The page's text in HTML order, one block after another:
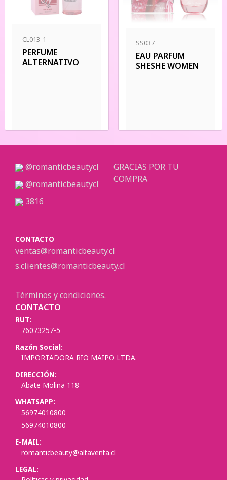
CL013-1
PERFUME
ALTERNATIVO
SS037
EAU PARFUM
SHESHE WOMEN
@romanticbeautycl
@romanticbeautycl
3816
CONTACTO
ventas@romanticbeauty.cl
s.clientes@romanticbeauty.cl
Términos y condiciones.
GRACIAS POR TU
COMPRA
CONTACTO
RUT:
76073257-5
Razón Social:
IMPORTADORA RIO MAIPO LTDA.
DIRECCIÓN:
Abate Molina 118
WHATSAPP:
56974010800
56974010800
E-MAIL:
romanticbeauty@altaventa.cl
LEGAL: